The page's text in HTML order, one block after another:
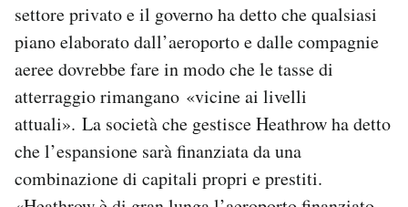
settore privato e il governo ha detto che qualsiasi
piano elaborato dall’aeroporto e dalle compagnie
aeree dovrebbe fare in modo che le tasse di
atterraggio rimangano «vicine ai livelli
attuali». La società che gestisce Heathrow ha detto
che l’espansione sarà finanziata da una
combinazione di capitali propri e prestiti.